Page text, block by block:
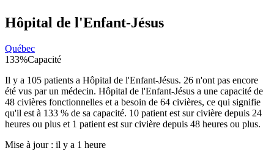
Hôpital de l'Enfant-Jésus
Québec
133%Capacité
Il y a 105 patients a Hôpital de l'Enfant-Jésus. 26 n'ont pas encore
été vus par un médecin. Hôpital de l'Enfant-Jésus a une capacité de
48 civières fonctionnelles et a besoin de 64 civières, ce qui signifie
qu'il est à 133 % de sa capacité. 10 patient est sur civière depuis 24
heures ou plus et 1 patient est sur civière depuis 48 heures ou plus.
Mise à jour : il y a 1 heure